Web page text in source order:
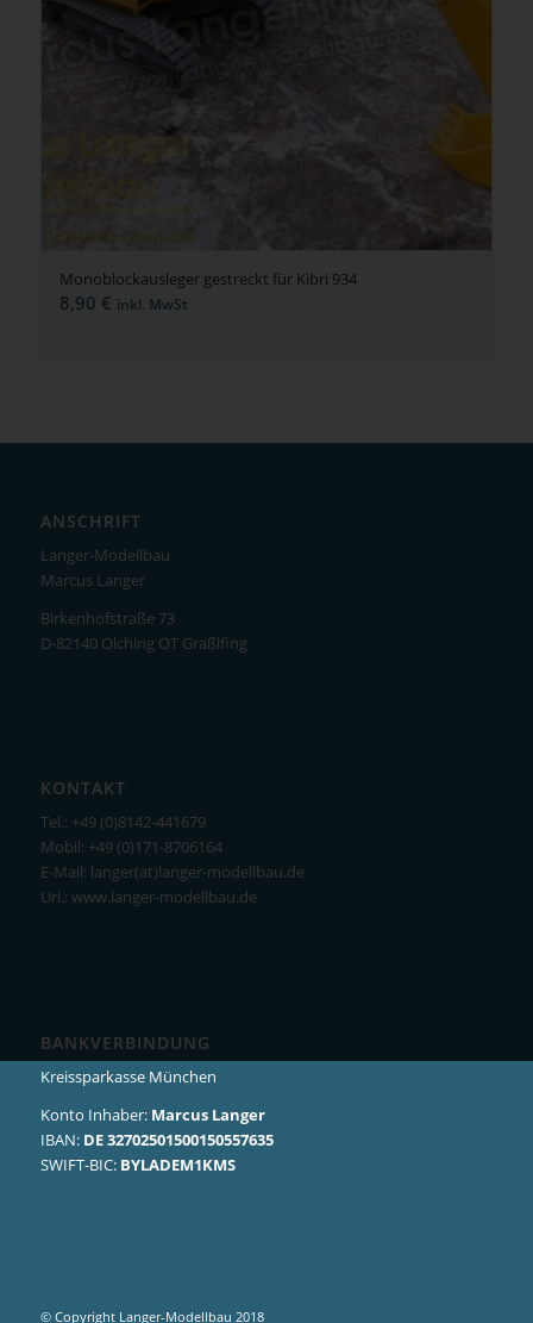
Monoblockausleger gestreckt für Kibri 934
8,90 € inkl. MwSt
ANSCHRIFT
Langer-Modellbau
Marcus Langer
Birkenhofstraße 73
D-82140 Olching OT Graßlfing
KONTAKT
Tel.: +49 (0)8142-441679
Mobil: +49 (0)171-8706164
E-Mail: langer(at)langer-modellbau.de
Url.: www.langer-modellbau.de
BANKVERBINDUNG
Kreissparkasse München
Konto Inhaber: Marcus Langer
IBAN: DE 32702501500150557635
SWIFT-BIC: BYLADEM1KMS
© Copyright Langer-Modellbau 2018